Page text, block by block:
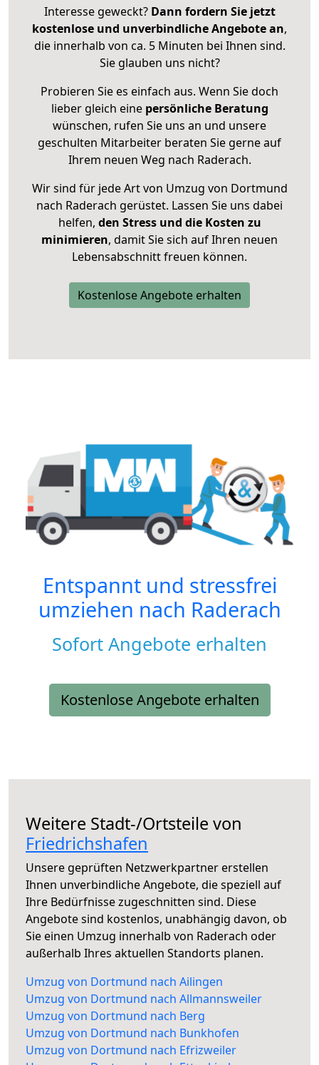
Interesse geweckt? Dann fordern Sie jetzt
kostenlose und unverbindliche Angebote an,
die innerhalb von ca. 5 Minuten bei Ihnen sind.
Sie glauben uns nicht?
Probieren Sie es einfach aus. Wenn Sie doch
lieber gleich eine persönliche Beratung
wünschen, rufen Sie uns an und unsere
geschulten Mitarbeiter beraten Sie gerne auf
Ihrem neuen Weg nach Raderach.
Wir sind für jede Art von Umzug von Dortmund
nach Raderach gerüstet. Lassen Sie uns dabei
helfen, den Stress und die Kosten zu
minimieren, damit Sie sich auf Ihren neuen
Lebensabschnitt freuen können.
Kostenlose Angebote erhalten
Entspannt und stressfrei
umziehen nach Raderach
Sofort Angebote erhalten
Kostenlose Angebote erhalten
Weitere Stadt-/Ortsteile von
Friedrichshafen
Unsere geprüften Netzwerkpartner erstellen
Ihnen unverbindliche Angebote, die speziell auf
Ihre Bedürfnisse zugeschnitten sind. Diese
Angebote sind kostenlos, unabhängig davon, ob
Sie einen Umzug innerhalb von Raderach oder
außerhalb Ihres aktuellen Standorts planen.
Umzug von Dortmund nach Ailingen
Umzug von Dortmund nach Allmannsweiler
Umzug von Dortmund nach Berg
Umzug von Dortmund nach Bunkhofen
Umzug von Dortmund nach Efrizweiler